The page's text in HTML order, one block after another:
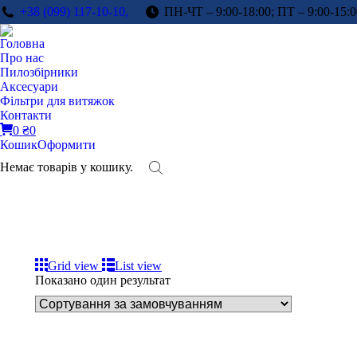
+38 (099) 117-10-10, ПН-ЧТ – 9:00-18:00; ПТ – 9:00-
Головна
Про нас
Пилозбірники
Аксесуари
Фільтри для витяжок
Контакти
0 ₴0
КошикОформити
Немає товарів у кошику.
Grid view
List view
Показано один результат